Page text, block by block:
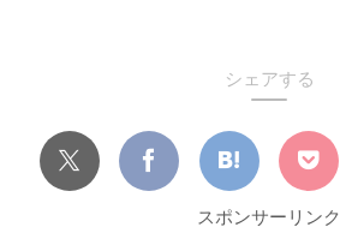
シェアする
スポンサーリンク